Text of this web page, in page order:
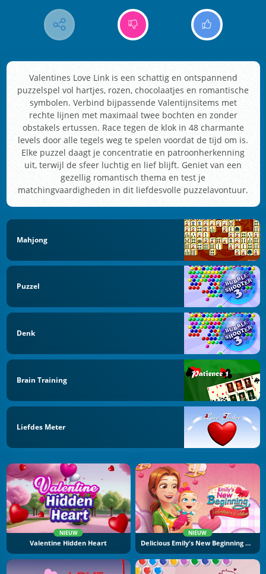
Valentines Love Link is een schattig en ontspannend
puzzelspel vol hartjes, rozen, chocolaatjes en romantische
symbolen. Verbind bijpassende Valentijnsitems met
rechte lijnen met maximaal twee bochten en zonder
obstakels ertussen. Race tegen de klok in 48 charmante
levels door alle tegels weg te spelen voordat de tijd om is.
Elke puzzel daagt je concentratie en patroonherkenning
uit, terwijl de sfeer luchtig en lief blijft. Geniet van een
gezellig romantisch thema en test je
matchingvaardigheden in dit liefdesvolle puzzelavontuur.
Mahjong
Puzzel
Denk
Brain Training
Liefdes Meter
NIEUW
Valentine Hidden Heart
NIEUW
Delicious Emily's New Beginning Valentine's Edition